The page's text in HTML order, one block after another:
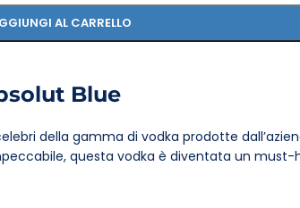
AL CARRELLO
Blue
della gamma di vodka prodotte
questa vodka è diventata un must-